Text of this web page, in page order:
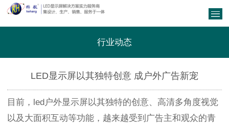
行业动态
LED显示屏以其独特创意 成户外广告新宠
目前，led户外显示屏以其独特的创意、高清多角度视觉
以及大面积互动等功能，越来越受到广告主和观众的青